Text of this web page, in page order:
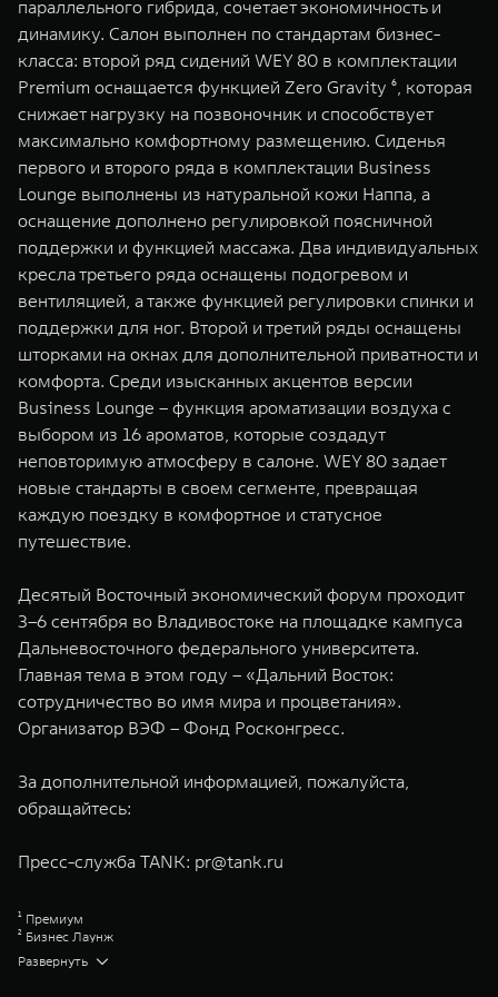
параллельного гибрида, сочетает экономичность и
динамику. Салон выполнен по стандартам бизнес-
класса: второй ряд сидений WEY 80 в комплектации
Premium оснащается функцией Zero Gravity ⁶, которая
снижает нагрузку на позвоночник и способствует
максимально комфортному размещению. Сиденья
первого и второго ряда в комплектации Business
Lounge выполнены из натуральной кожи Наппа, а
оснащение дополнено регулировкой поясничной
поддержки и функцией массажа. Два индивидуальных
кресла третьего ряда оснащены подогревом и
вентиляцией, а также функцией регулировки спинки и
поддержки для ног. Второй и третий ряды оснащены
шторками на окнах для дополнительной приватности и
комфорта. Среди изысканных акцентов версии
Business Lounge – функция ароматизации воздуха с
выбором из 16 ароматов, которые создадут
неповторимую атмосферу в салоне. WEY 80 задает
новые стандарты в своем сегменте, превращая
каждую поездку в комфортное и статусное
путешествие.
Десятый Восточный экономический форум проходит
3–6 сентября во Владивостоке на площадке кампуса
Дальневосточного федерального университета.
Главная тема в этом году – «Дальний Восток:
сотрудничество во имя мира и процветания».
Организатор ВЭФ – Фонд Росконгресс.
За дополнительной информацией, пожалуйста,
обращайтесь:
Пресс-служба TANK: pr@tank.ru
¹ Премиум
² Бизнес Лаунж
³ Хай-Перформанс
⁴ Эдишен Уан
Развернуть